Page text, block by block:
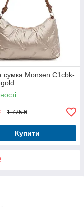
сумка Monsen C1cbk-
1 775 ₴
Купити